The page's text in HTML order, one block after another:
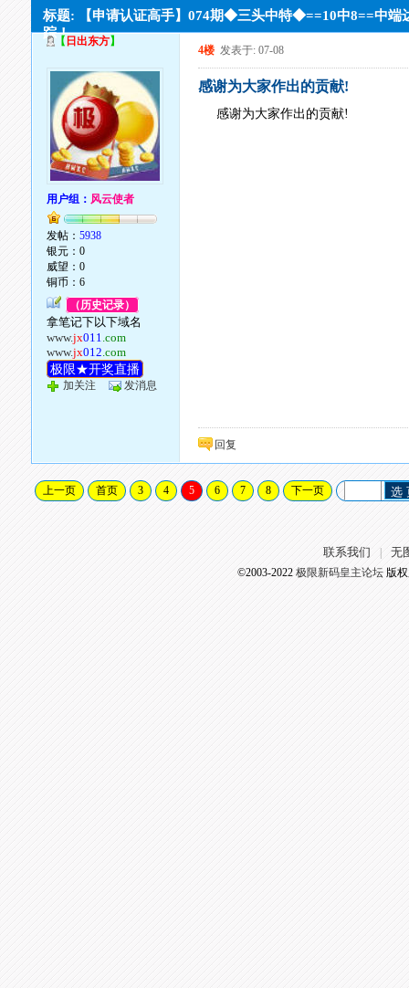
标题: 【申请认证高手】074期◆三头中特◆==10中8==中端
踪！
【 日出东方】
用户组： 风云使者
发帖：5938
银元：0
威望：0
铜币：6
（历史记录）
拿笔记下以下域名
www.jx011.com
www.jx012.com
极限★开奖直播
加关注 发消息
4楼 发表于: 07-08
感谢为大家作出的贡献!
感谢为大家作出的贡献!
回复
上一页 首页 3 4 5 6 7 8 下一页 选
联系我们 无
©2003-2022 极限新码皇主论坛版权